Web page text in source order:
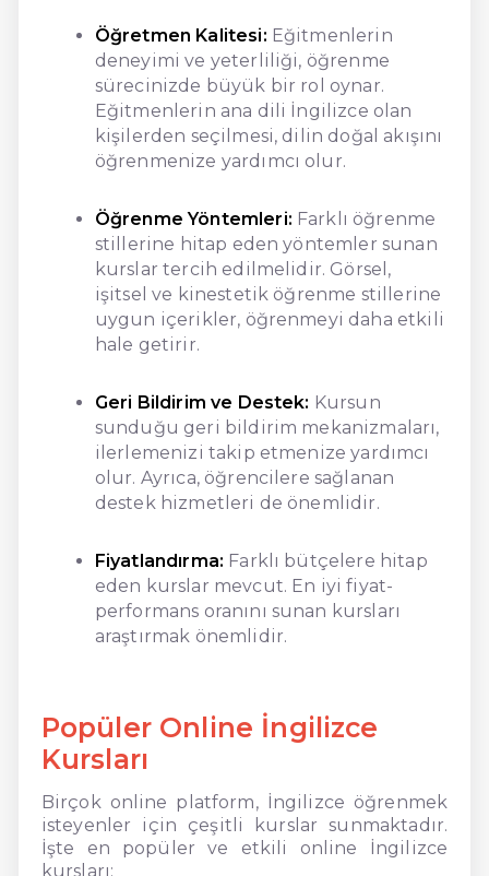
Öğretmen Kalitesi: Eğitmenlerin
deneyimi ve yeterliliği, öğrenme
sürecinizde büyük bir rol oynar.
Eğitmenlerin ana dili İngilizce olan
kişilerden seçilmesi, dilin doğal akışını
öğrenmenize yardımcı olur.
Öğrenme Yöntemleri: Farklı öğrenme
stillerine hitap eden yöntemler sunan
kurslar tercih edilmelidir. Görsel,
işitsel ve kinestetik öğrenme stillerine
uygun içerikler, öğrenmeyi daha etkili
hale getirir.
Geri Bildirim ve Destek: Kursun
sunduğu geri bildirim mekanizmaları,
ilerlemenizi takip etmenize yardımcı
olur. Ayrıca, öğrencilere sağlanan
destek hizmetleri de önemlidir.
Fiyatlandırma: Farklı bütçelere hitap
eden kurslar mevcut. En iyi fiyat-
performans oranını sunan kursları
araştırmak önemlidir.
Popüler Online İngilizce
Kursları
Birçok online platform, İngilizce öğrenmek
isteyenler için çeşitli kurslar sunmaktadır.
İşte en popüler ve etkili online İngilizce
kursları: